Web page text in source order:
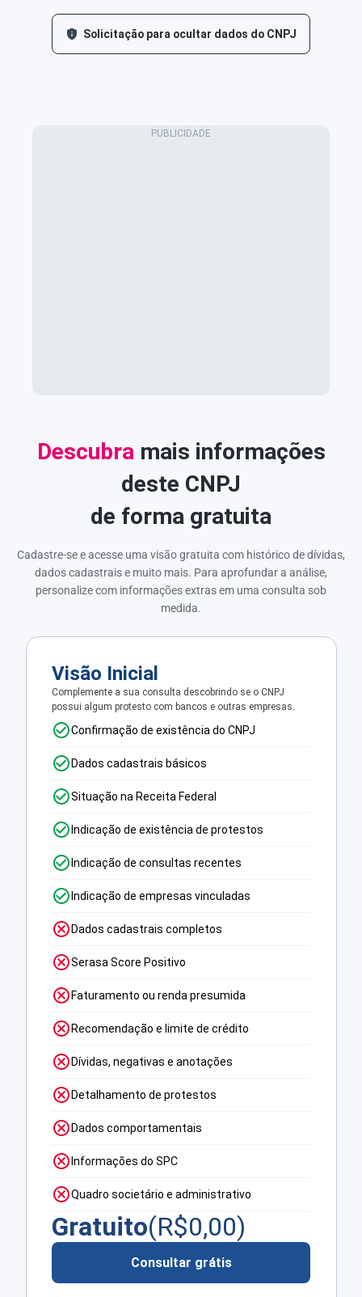
Solicitação para ocultar dados do CNPJ
Descubra mais informações
deste CNPJ
de forma gratuita
Cadastre-se e acesse uma visão gratuita com histórico de dívidas,
dados cadastrais e muito mais. Para aprofundar a análise,
personalize com informações extras em uma consulta sob
medida.
Visão Inicial
Complemente a sua consulta descobrindo se o CNPJ
possui algum protesto com bancos e outras empresas.
Confirmação de existência do CNPJ
Dados cadastrais básicos
Situação na Receita Federal
Indicação de existência de protestos
Indicação de consultas recentes
Indicação de empresas vinculadas
Dados cadastrais completos
Serasa Score Positivo
Faturamento ou renda presumida
Recomendação e limite de crédito
Dívidas, negativas e anotações
Detalhamento de protestos
Dados comportamentais
Informações do SPC
Quadro societário e administrativo
Gratuito(R$0,00)
Consultar grátis